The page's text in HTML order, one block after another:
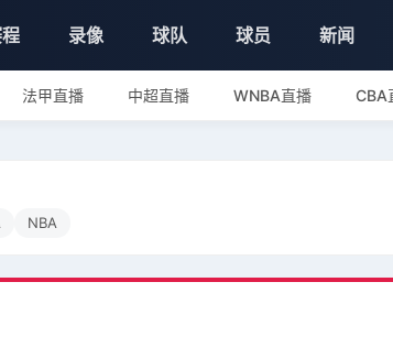
录像 球队 球员 新闻
法甲直播 中超直播 WNBA直播 CBA
NBA